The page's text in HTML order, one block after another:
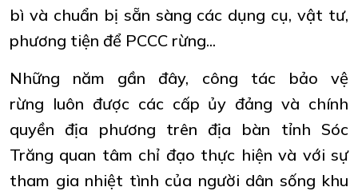
bì và chuẩn bị sẵn sàng các dụng cụ, vật tư,
phương tiện để PCCC rừng...
Những năm gần đây, công tác bảo vệ
rừng luôn được các cấp ủy đảng và chính
quyền địa phương trên địa bàn tỉnh Sóc
Trăng quan tâm chỉ đạo thực hiện và với sự
tham gia nhiệt tình của người dân sống khu